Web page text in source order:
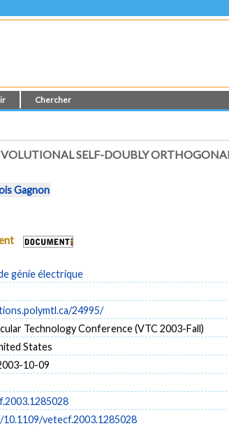
Chercher
SELF-DOUBLY
Gagnon
génie électrique
24995/
Technology Conference (VTC 2003-Fall)
States
10-09
vetecf.2003.1285028